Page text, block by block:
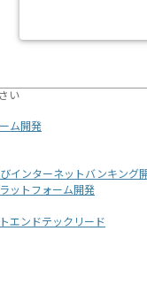
い
ム開発
インターネットバンキング
ットフォーム開発
エンドテックリード